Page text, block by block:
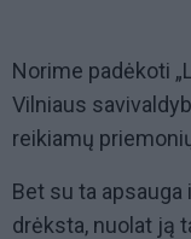
Norime padėkoti
Vilniaus
reikiamų
Bet su ta
drėksta, nuolat ją